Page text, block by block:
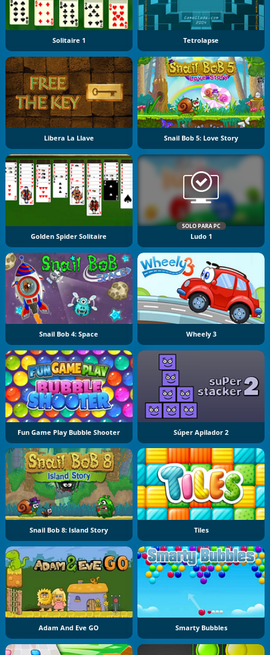
Solitaire 1 Tetrolapse
Libera La Llave Snail Bob 5: Love Story
Golden Spider Solitaire
SOLO PARA PC
Ludo 1
Snail Bob 4: Space Wheely 3
Fun Game Play Bubble Shooter Súper Apilador 2
Snail Bob 8: Island Story Tiles
Adam And Eve GO Smarty Bubbles